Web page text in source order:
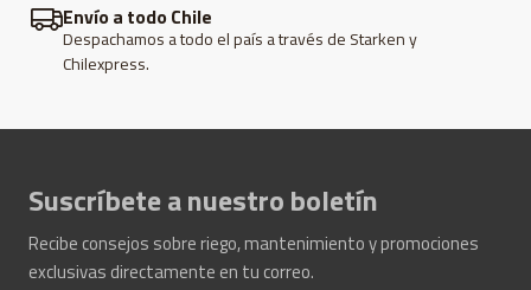
Envío a todo Chile
Despachamos a todo el país a través de Starken y
Chilexpress.
Suscríbete a nuestro boletín
Recibe consejos sobre riego, mantenimiento y promociones
exclusivas directamente en tu correo.